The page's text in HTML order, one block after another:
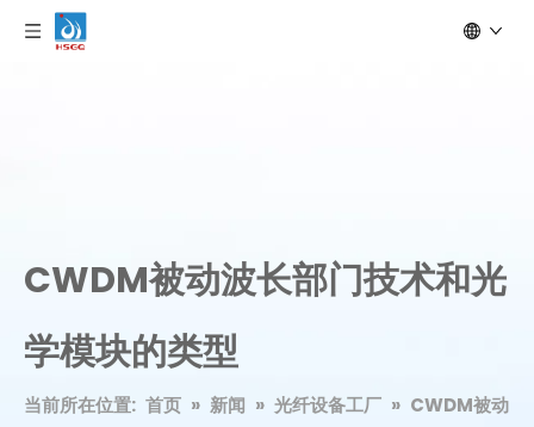
CWDM被动波长部门技术和光
学模块的类型
当前所在位置: 首页 » 新闻 » 光纤设备工厂 » CWDM被动